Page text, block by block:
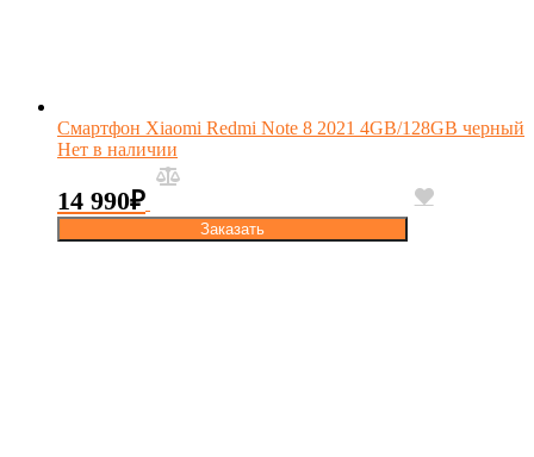
Смартфон Xiaomi Redmi Note 8 2021 4GB/128GB черный
Нет в наличии
14 990₽
Заказать